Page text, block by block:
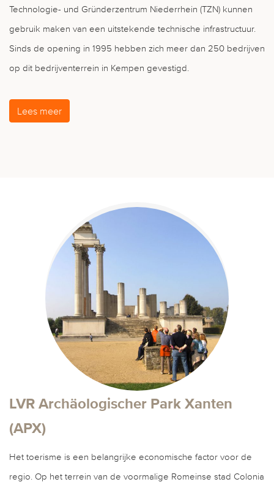
Technologie- und Gründerzentrum Niederrhein (TZN) kunnen
gebruik maken van een uitstekende technische infrastructuur.
Sinds de opening in 1995 hebben zich meer dan 250 bedrijven
op dit bedrijventerrein in Kempen gevestigd.
Lees meer
LVR Archäologischer Park Xanten
(APX)
Het toerisme is een belangrijke economische factor voor de
regio. Op het terrein van de voormalige Romeinse stad Colonia